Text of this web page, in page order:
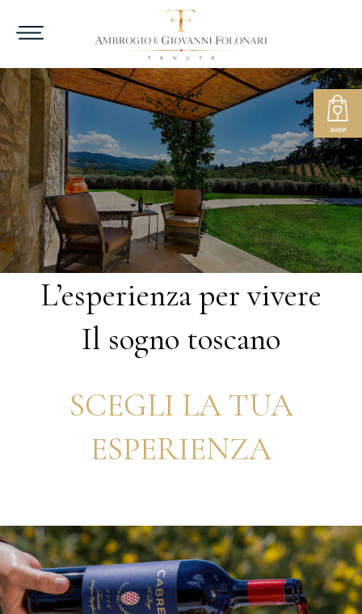
L’esperienza per vivere
Il sogno toscano
SCEGLI LA TUA
ESPERIENZA